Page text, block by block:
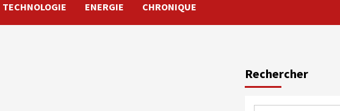
TECHNOLOGIE ENERGIE CHRONIQUE
Rechercher